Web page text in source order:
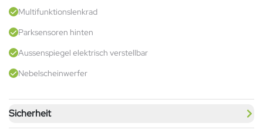
Multifunktionslenkrad
Parksensoren hinten
Aussenspiegel elektrisch verstellbar
Nebelscheinwerfer
Sicherheit